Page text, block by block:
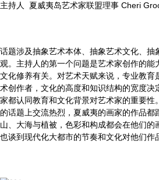
主持人 夏威夷岛艺术家联盟理事 Cheri
话题涉及抽象艺术本体、抽象艺术文化、抽
观。主持人的第一个问题是艺术家创作的能
文化修养有关。对艺术天赋来说，专业教育
术创作者，文化的高度和知识结构的宽度决
家都认同教育和文化背景对艺术家的重要性
的话题上交流热烈，夏威夷的画家的作品都
山、大海与植被，色彩和构成都会在他们的
也谈到现代化大都市的节奏和文化对他们作